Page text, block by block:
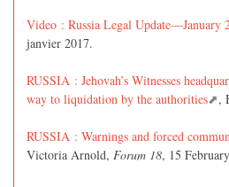
Video : Russia Legal Update—January
janvier 2017.
RUSSIA : Jehovah’s Witnesses
way to liquidation by the authorities
,
RUSSIA : Warnings and forced
Victoria Arnold, Forum 18, 15